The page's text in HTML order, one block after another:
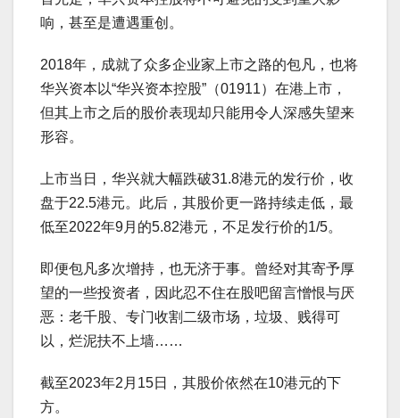
响，甚至是遭遇重创。
2018年，成就了众多企业家上市之路的包凡，也将
华兴资本以“华兴资本控股”（01911）在港上市，
但其上市之后的股价表现却只能用令人深感失望来
形容。
上市当日，华兴就大幅跌破31.8港元的发行价，收
盘于22.5港元。此后，其股价更一路持续走低，最
低至2022年9月的5.82港元，不足发行价的1/5。
即便包凡多次增持，也无济于事。曾经对其寄予厚
望的一些投资者，因此忍不住在股吧留言憎恨与厌
恶：老千股、专门收割二级市场，垃圾、贱得可
以，烂泥扶不上墙……
截至2023年2月15日，其股价依然在10港元的下
方。